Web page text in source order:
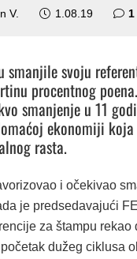
V. 1.08.19 1
smanjile svoju
procentnog
smanjenje u 11
ekonomiji koja
rasta.
i očekivao
je predsedavajući
za štampu rekao
dužeg ciklusa